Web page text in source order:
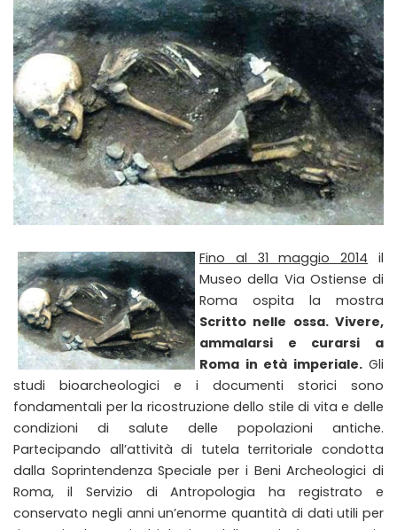
Fino al 31 maggio 2014 il
Museo della Via Ostiense di
Roma ospita la mostra
Scritto nelle ossa. Vivere,
ammalarsi e curarsi a
Roma in età imperiale.Gli
studi bioarcheologici e i documenti storici sono
fondamentali per la ricostruzione dello stile di vita e delle
condizioni di salute delle popolazioni antiche.
Partecipando all’attività di tutela territoriale condotta
dalla Soprintendenza Speciale per i Beni Archeologici di
Roma, il Servizio di Antropologia ha registrato e
conservato negli anni un’enorme quantità di dati utili per